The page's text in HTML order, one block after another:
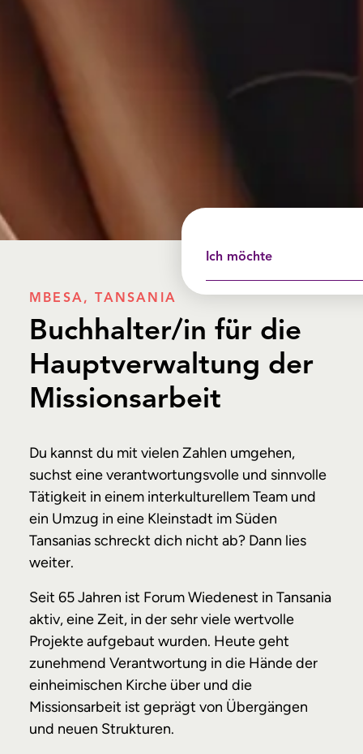
Ich möchte
MBESA, TANSANIA
Buchhalter/in für die
Hauptverwaltung der
Missionsarbeit
Du kannst du mit vielen Zahlen umgehen,
suchst eine verantwortungsvolle und sinnvolle
Tätigkeit in einem interkulturellem Team und
ein Umzug in eine Kleinstadt im Süden
Tansanias schreckt dich nicht ab? Dann lies
weiter.
Seit 65 Jahren ist Forum Wiedenest in Tansania
aktiv, eine Zeit, in der sehr viele wertvolle
Projekte aufgebaut wurden. Heute geht
zunehmend Verantwortung in die Hände der
einheimischen Kirche über und die
Missionsarbeit ist geprägt von Übergängen
und neuen Strukturen.